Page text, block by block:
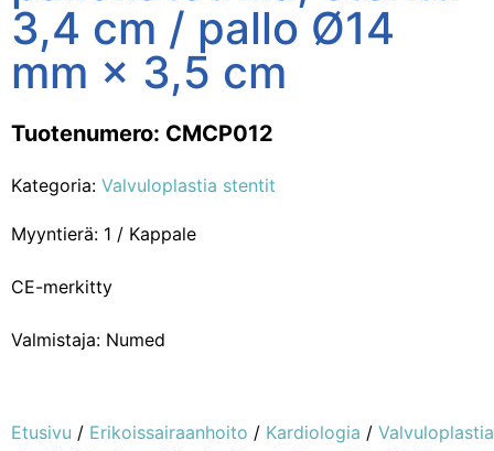
3,4 cm / pallo Ø14
mm × 3,5 cm
Tuotenumero: CMCP012
Kategoria: Valvuloplastia stentit
Myyntierä: 1 / Kappale
CE-merkitty
Valmistaja: Numed
Etusivu / Erikoissairaanhoito / Kardiologia / Valvuloplastia